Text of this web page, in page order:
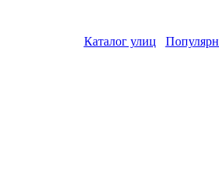
Каталог улиц